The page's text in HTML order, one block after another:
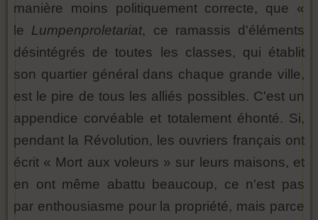
manière moins politiquement correcte, que «
le Lumpenproletariat, ce ramassis d'éléments
désintégrés de toutes les classes, qui établit
son quartier général dans chaque grande ville,
est le pire de tous les alliés possibles. C'est un
appendice corvéable et totalement éhonté. Si,
pendant la Révolution, les ouvriers français ont
écrit « Mort aux voleurs » sur leurs maisons, et
en ont même abattu beaucoup, ce n'est pas
par enthousiasme pour la propriété, mais parce